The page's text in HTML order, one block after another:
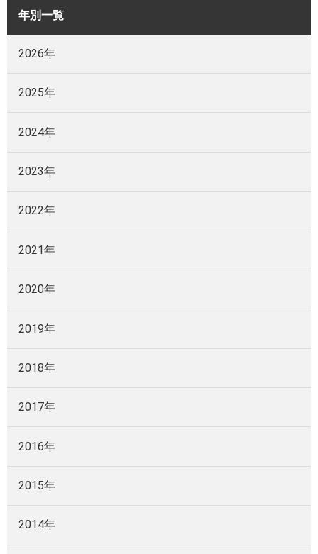
年別一覧
2026年
2025年
2024年
2023年
2022年
2021年
2020年
2019年
2018年
2017年
2016年
2015年
2014年